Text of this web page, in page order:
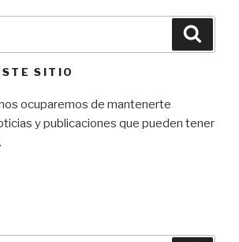
SITIO
ocuparemos de mantenerte
y publicaciones que pueden tener